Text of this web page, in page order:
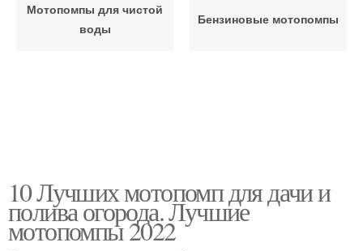
Мотопомпы для чистой
воды
Бензиновые мотопомпы
10 Лучших мотопомп для дачи и
полива огорода. Лучшие
мотопомпы 2022